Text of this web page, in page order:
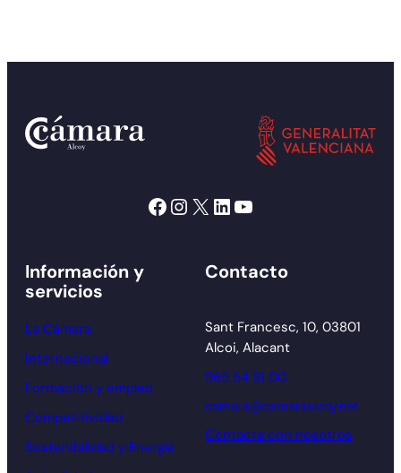
Facebook Instagram X LinkedIn YouTube
Información y
servicios
La Cámara
Internacional
Formación y empleo
Competitividad
Sostenibilidad y Energía
Contacto
Sant Francesc, 10, 03801
Alcoi, Alacant
965 54 91 00
camara@camaraalcoy.net
Contacta con nosotros